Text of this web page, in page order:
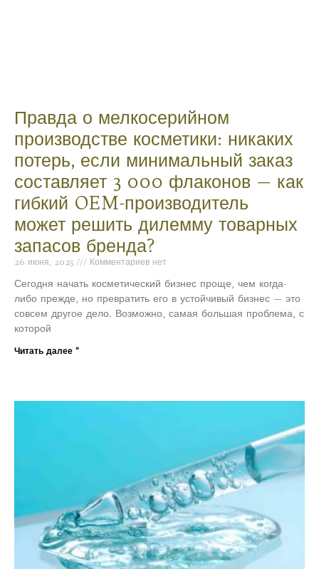
Правда о мелкосерийном
производстве косметики: никаких
потерь, если минимальный заказ
составляет 3 000 флаконов — как
гибкий OEM-производитель
может решить дилемму товарных
запасов бренда?
26 июня, 2025 Комментариев нет
Сегодня начать косметический бизнес проще, чем когда-
либо прежде, но превратить его в устойчивый бизнес — это
совсем другое дело. Возможно, самая большая проблема, с
которой
Читать далее "